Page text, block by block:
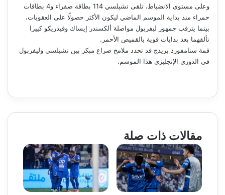
وعلى مستوى الانضباط، تلقى تشيلسي 114 بطاقة صفراء و4 بطاقات
حمراء منذ بداية الموسم الماضي ليكون الأكثر حصولًا على العقوبات،
بينما يترقب جمهور ليفربول مواصلة ألكسندر إيساك وفيدريكو كييزا
تألقهما بعد بدايات قوية بالقميص الأحمر.
قمة ستامفورد بريدج قد تحدد ملامح صراع مبكر بين تشيلسي وليفربول
في الدوري الإنجليزي هذا الموسم.
مقالات ذات صلة